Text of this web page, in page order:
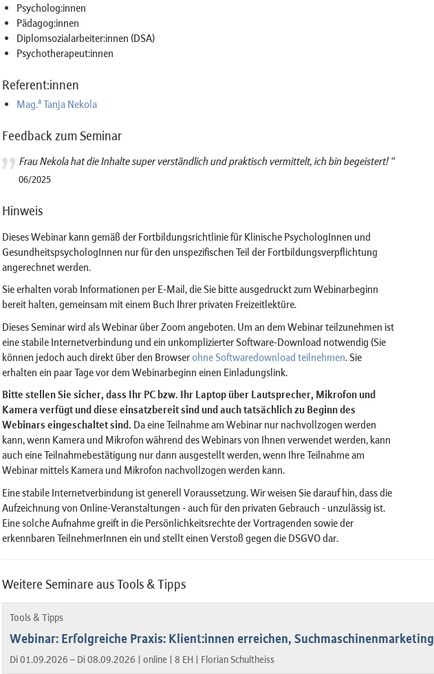
Psycholog:innen
Pädagog:innen
Diplomsozialarbeiter:innen (DSA)
Psychotherapeut:innen
Referent:innen
Mag. aTanja Nekola
Feedback zum Seminar
Frau Nekola hat die Inhalte super verständlich und praktisch vermittelt, ich bin begeistert! “
06/2025
Hinweis
Dieses Webinar kann gemäß der Fortbildungsrichtlinie für Klinische PsychologInnen und
GesundheitspsychologInnen nur für den unspezifischen Teil der Fortbildungsverpflichtung
angerechnet werden.
Sie erhalten vorab Informationen per E-Mail, die Sie bitte ausgedruckt zum Webinarbeginn
bereit halten, gemeinsam mit einem Buch Ihrer privaten Freizeitlektüre.
Dieses Seminar wird als Webinar über Zoom angeboten. Um an dem Webinar teilzunehmen ist
eine stabile Internetverbindung und ein unkomplizierter Software-Download notwendig (Sie
können jedoch auch direkt über den Browserohne Softwaredownload teilnehmen. Sie
erhalten ein paar Tage vor dem Webinarbeginn einen Einladungslink.
Bitte stellen Sie sicher, dass Ihr PC bzw. Ihr Laptop über Lautsprecher, Mikrofon und
Kamera verfügt und diese einsatzbereit sind und auch tatsächlich zu Beginn des
Webinars eingeschaltet sind. Da eine Teilnahme am Webinar nur nachvollzogen werden
kann, wenn Kamera und Mikrofon während des Webinars von Ihnen verwendet werden, kann
auch eine Teilnahmebestätigung nur dann ausgestellt werden, wenn Ihre Teilnahme am
Webinar mittels Kamera und Mikrofon nachvollzogen werden kann.
Eine stabile Internetverbindung ist generell Voraussetzung. Wir weisen Sie darauf hin, dass die
Aufzeichnung von Online-Veranstaltungen - auch für den privaten Gebrauch - unzulässig ist.
Eine solche Aufnahme greift in die Persönlichkeitsrechte der Vortragenden sowie der
erkennbaren TeilnehmerInnen ein und stellt einen Verstoß gegen die DSGVO dar.
Weitere Seminare aus Tools & Tipps
Tools & Tipps
Webinar: Erfolgreiche Praxis: Klient:innen erreichen, Suchmaschinenmarketing
Di 01.09.2026 – Di 08.09.2026 | online | 8 EH | Florian Schultheiss